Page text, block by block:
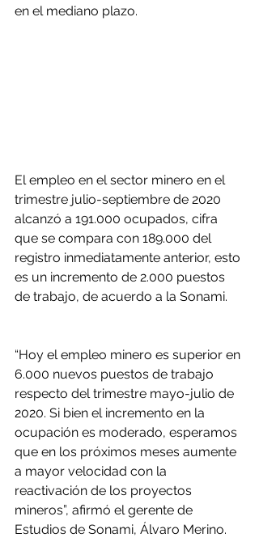
en el mediano plazo.
El empleo en el sector minero en el
trimestre julio-septiembre de 2020
alcanzó a 191.000 ocupados, cifra
que se compara con 189.000 del
registro inmediatamente anterior, esto
es un incremento de 2.000 puestos
de trabajo, de acuerdo a la Sonami.
“Hoy el empleo minero es superior en
6.000 nuevos puestos de trabajo
respecto del trimestre mayo-julio de
2020. Si bien el incremento en la
ocupación es moderado, esperamos
que en los próximos meses aumente
a mayor velocidad con la
reactivación de los proyectos
mineros”, afirmó el gerente de
Estudios de Sonami, Álvaro Merino.